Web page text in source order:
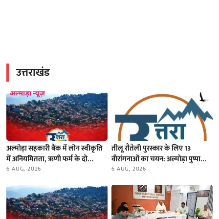
उत्तराखंड
अल्मोड़ा सहकारी बैंक में लोन स्वीकृति
में अनियमितता, ऋणी फर्म के दो
निदेशकों सहित 6 के खिलाफ मुकदमा
6 AUG, 2026
तीलू रौतेली पुरस्कार के लिए 13
वीरांगनाओं का चयन: अल्मोड़ा पुष्पा
फर्त्याल को मिला तीलू रौतेली पुरस्कार
6 AUG, 2026